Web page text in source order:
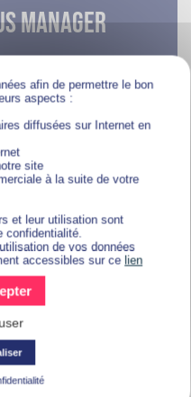
MANAGER
VOTRE
sélection de Séance
défis du
vous Manager
monde professionnel
l’univers du
afin de permettre le bon
aspects :
diffusées sur Internet en
site
à la suite de votre
et leur utilisation sont
confidentialité.
de vos données
accessibles sur ce lien